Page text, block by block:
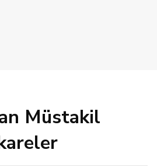
Müstakil